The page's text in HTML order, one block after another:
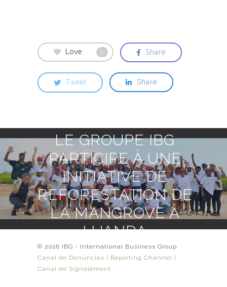
Love 0 Share
Tweet Share
LE GROUPE IBG
PARTICIPE À UNE
INITIATIVE DE
REFORESTATION DE
LA MANGROVE À
LUANDA
© 2026 IBG - International Business Group.
Canal de Denúncias | Reporting Channel |
Canal de Signalement